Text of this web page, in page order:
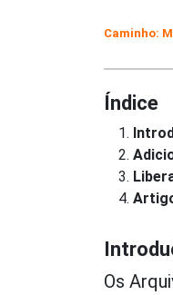
Caminho:
Índice
Os